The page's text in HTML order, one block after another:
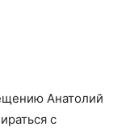
Анатолий
с